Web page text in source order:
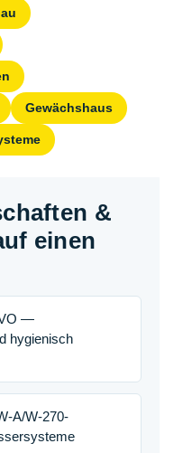
Gewächshaus
&
einen
—
hygienisch
A/W-270-